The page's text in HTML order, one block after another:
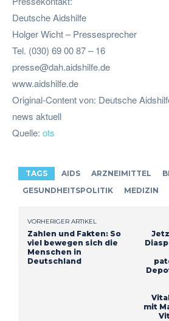
Deutsche Aidshilfe
Holger Wicht – Pressesprecher
Tel. (030) 69 00 87 – 16
presse@dah.aidshilfe.de
www.aidshilfe.de
Original-Content von: Deutsche
news aktuell
Quelle: ots
TAGS AIDS ARZNEIMITTEL
GESUNDHEITSPOLITIK
MEDIZIN
VORHERIGER ARTIKEL
Zahlen und Fakten: So
viel bewegen sich die
Menschen in
Deutschland
mit